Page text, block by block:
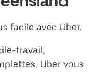
facile avec Uber.
travail,
Uber vous